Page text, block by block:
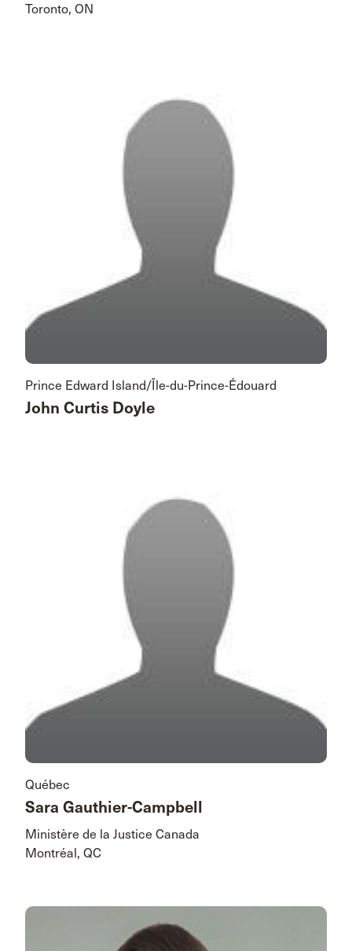
Toronto, ON
Prince Edward Island/Île-du-Prince-Édouard
John Curtis Doyle
Québec
Sara Gauthier-Campbell
Ministère de la Justice Canada
Montréal, QC